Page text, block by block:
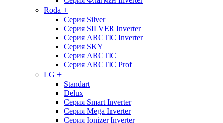
Roda +
Серия Silver
Серия SILVER Inverter
Серия ARCTIC Inverter
Серия SKY
Серия ARCTIC
Серия ARCTIC Prof
LG +
Standart
Delux
Серия Smart Inverter
Серия Mega Inverter
Серия Ionizer Inverter